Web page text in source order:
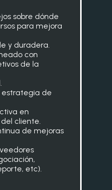
sobre dónde
para mejora
y duradera.
con
de la
estrategia de
en
cliente.
de mejoras
etc).